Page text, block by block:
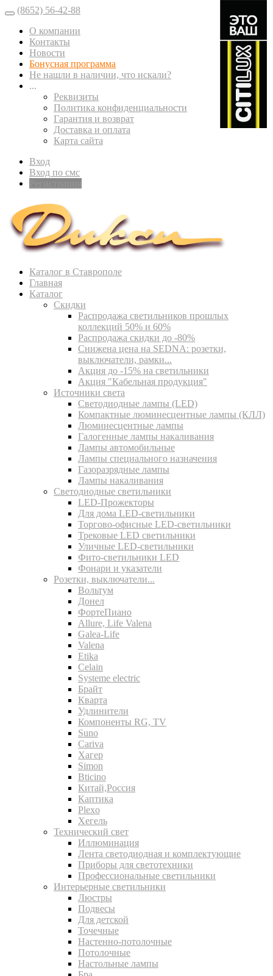
(8652) 56-42-88
О компании
Контакты
Новости
Бонусная программа
Не нашли в наличии, что искали?
...
Реквизиты
Политика конфиденциальности
Гарантия и возврат
Доставка и оплата
Карта сайта
Вход
Вход по смс
Каталог в Ставрополе
Главная
Каталог
Скидки
Распродажа светильников прошлых
коллекций 50% и 60%
Распродажа скидки до -80%
Cнижена цена на SEDNA: розетки,
выключатели, рамки...
Акция до -15% на светильники
Акция "Кабельная продукция"
Источники света
Светодиодные лампы (LED)
Компактные люминесцентные лампы (КЛЛ)
Люминесцентные лампы
Галогенные лампы накаливания
Лампы автомобильные
Лампы специального назначения
Газоразрядные лампы
Лампы накаливания
Светодиодные светильники
LED-Прожекторы
Для дома LED-светильники
Торгово-офисные LED-светильники
Трековые LED светильники
Уличные LED-светильники
Фито-светильники LED
Фонари и указатели
Розетки, выключатели...
Вольтум
Донел
ФортеПиано
Allure, Life Valena
Galea-Life
Valena
Etika
Celain
Systeme electric
Брайт
Кварта
Удлинители
Компоненты RG, TV
Suno
Cariva
Хагер
Simon
Bticino
Китай,Россия
Каптика
Plexo
Хегель
Технический свет
Иллюминация
Лента светодиодная и комплектующие
Приборы для светотехники
Профессиональные светильники
Интерьерные светильники
Люстры
Подвесы
Для детской
Точечные
Настенно-потолочные
Потолочные
Настольные лампы